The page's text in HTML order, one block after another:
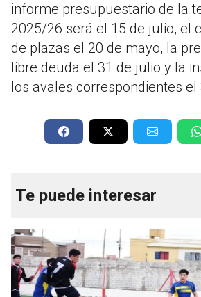
informe presupuestario de la
2025/26 será el 15 de julio, el
de plazas el 20 de mayo, la
libre deuda el 31 de julio y la
los avales correspondientes el
Te puede interesar